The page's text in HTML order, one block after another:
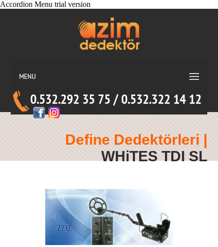
MENU
0.532.292 35 75 / 0.532.322 14 12
Define Dedektörleri |
WHiTES TDI SL